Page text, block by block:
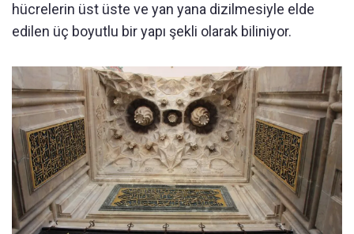
hücrelerin üst üste ve yan yana dizilmesiyle elde
edilen üç boyutlu bir yapı şekli olarak biliniyor.